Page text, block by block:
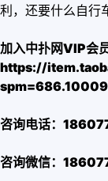
利，还要什么自行
加入中扑网VIP会
https://
咨询电话：
咨询微信：